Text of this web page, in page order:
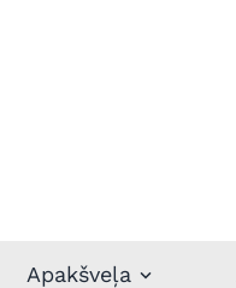
Apakšveļa